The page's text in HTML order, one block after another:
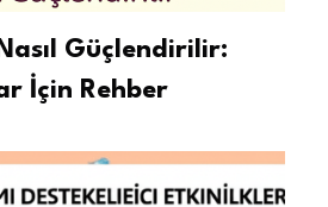
Güçlendirilir:
İçin Rehber